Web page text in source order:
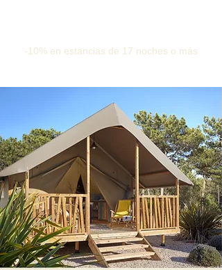
-10% en estancias de 17 noches o más